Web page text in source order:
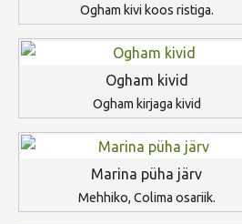
Ogham kivi koos ristiga.
Ogham kivid
Ogham kirjaga kivid
Marina püha järv
Mehhiko, Colima osariik.